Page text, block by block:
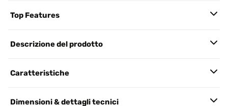
Top Features
Descrizione del prodotto
Caratteristiche
Dimensioni & dettagli tecnici